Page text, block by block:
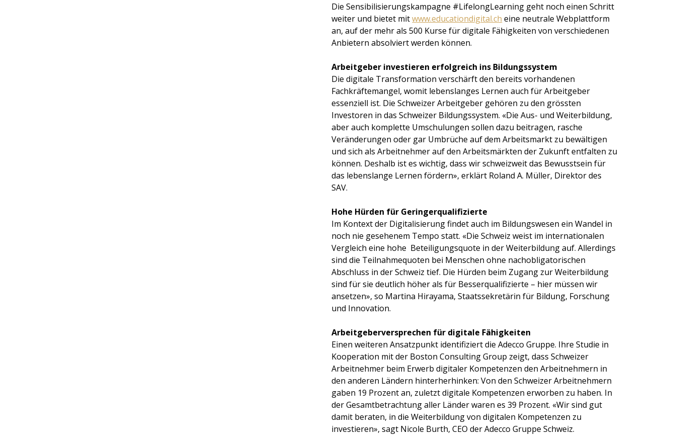
Die Sensibilisierungskampagne #LifelongLearning geht noch einen Schritt
weiter und bietet mitwww.educationdigital.ch eine neutrale Webplattform
an, auf der mehr als 500 Kurse für digitale Fähigkeiten von verschiedenen
Anbietern absolviert werden können.
Arbeitgeber investieren erfolgreich ins Bildungssystem
Die digitale Transformation verschärft den bereits vorhandenen
Fachkräftemangel, womit lebenslanges Lernen auch für Arbeitgeber
essenziell ist. Die Schweizer Arbeitgeber gehören zu den grössten
Investoren in das Schweizer Bildungssystem. «Die Aus- und Weiterbildung,
aber auch komplette Umschulungen sollen dazu beitragen, rasche
Veränderungen oder gar Umbrüche auf dem Arbeitsmarkt zu bewältigen
und sich als Arbeitnehmer auf den Arbeitsmärkten der Zukunft entfalten zu
können. Deshalb ist es wichtig, dass wir schweizweit das Bewusstsein für
das lebenslange Lernen fördern», erklärt Roland A. Müller, Direktor des
SAV.
Hohe Hürden für Geringerqualifizierte
Im Kontext der Digitalisierung findet auch im Bildungswesen ein Wandel in
noch nie gesehenem Tempo statt. «Die Schweiz weist im internationalen
Vergleich eine hohe Beteiligungsquote in der Weiterbildung auf. Allerdings
sind die Teilnahmequoten bei Menschen ohne nachobligatorischen
Abschluss in der Schweiz tief. Die Hürden beim Zugang zur Weiterbildung
sind für sie deutlich höher als für Besserqualifizierte – hier müssen wir
ansetzen», so Martina Hirayama, Staatssekretärin für Bildung, Forschung
und Innovation.
Arbeitgeberversprechen für digitale Fähigkeiten
Einen weiteren Ansatzpunkt identifiziert die Adecco Gruppe. Ihre Studie in
Kooperation mit der Boston Consulting Group zeigt, dass Schweizer
Arbeitnehmer beim Erwerb digitaler Kompetenzen den Arbeitnehmern in
den anderen Ländern hinterherhinken: Von den Schweizer Arbeitnehmern
gaben 19 Prozent an, zuletzt digitale Kompetenzen erworben zu haben. In
der Gesamtbetrachtung aller Länder waren es 39 Prozent. «Wir sind gut
damit beraten, in die Weiterbildung von digitalen Kompetenzen zu
investieren», sagt Nicole Burth, CEO der Adecco Gruppe Schweiz.